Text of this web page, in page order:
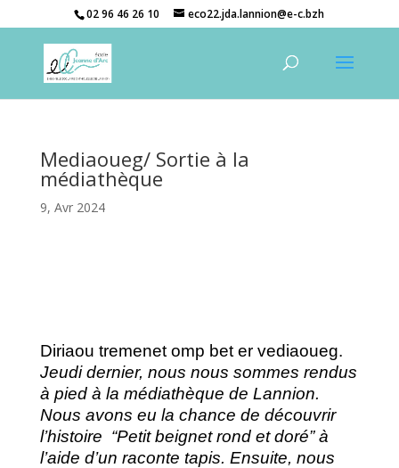
02 96 46 26 10 eco22.jda.lannion@e-c.bzh
Mediaoueg/ Sortie à la
médiathèque
9, Avr 2024
Diriaou tremenet omp bet er vediaoueg.
Jeudi dernier, nous nous sommes rendus
à pied à la médiathèque de Lannion.
Nous avons eu la chance de découvrir
l’histoire “Petit beignet rond et doré” à
l’aide d’un raconte tapis. Ensuite, nous